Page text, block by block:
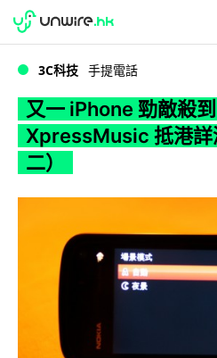
WWDC 2026
3C科技 手提電話
又一 iPhone 勁敵殺
XpressMusic 抵港詳
二）